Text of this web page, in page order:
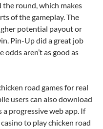
the round, which makes
of the gameplay. The
potential payout or
Pin-Up did a great job
aren’t as good as
road games for real
users can also download
progressive web app. If
to play chicken road